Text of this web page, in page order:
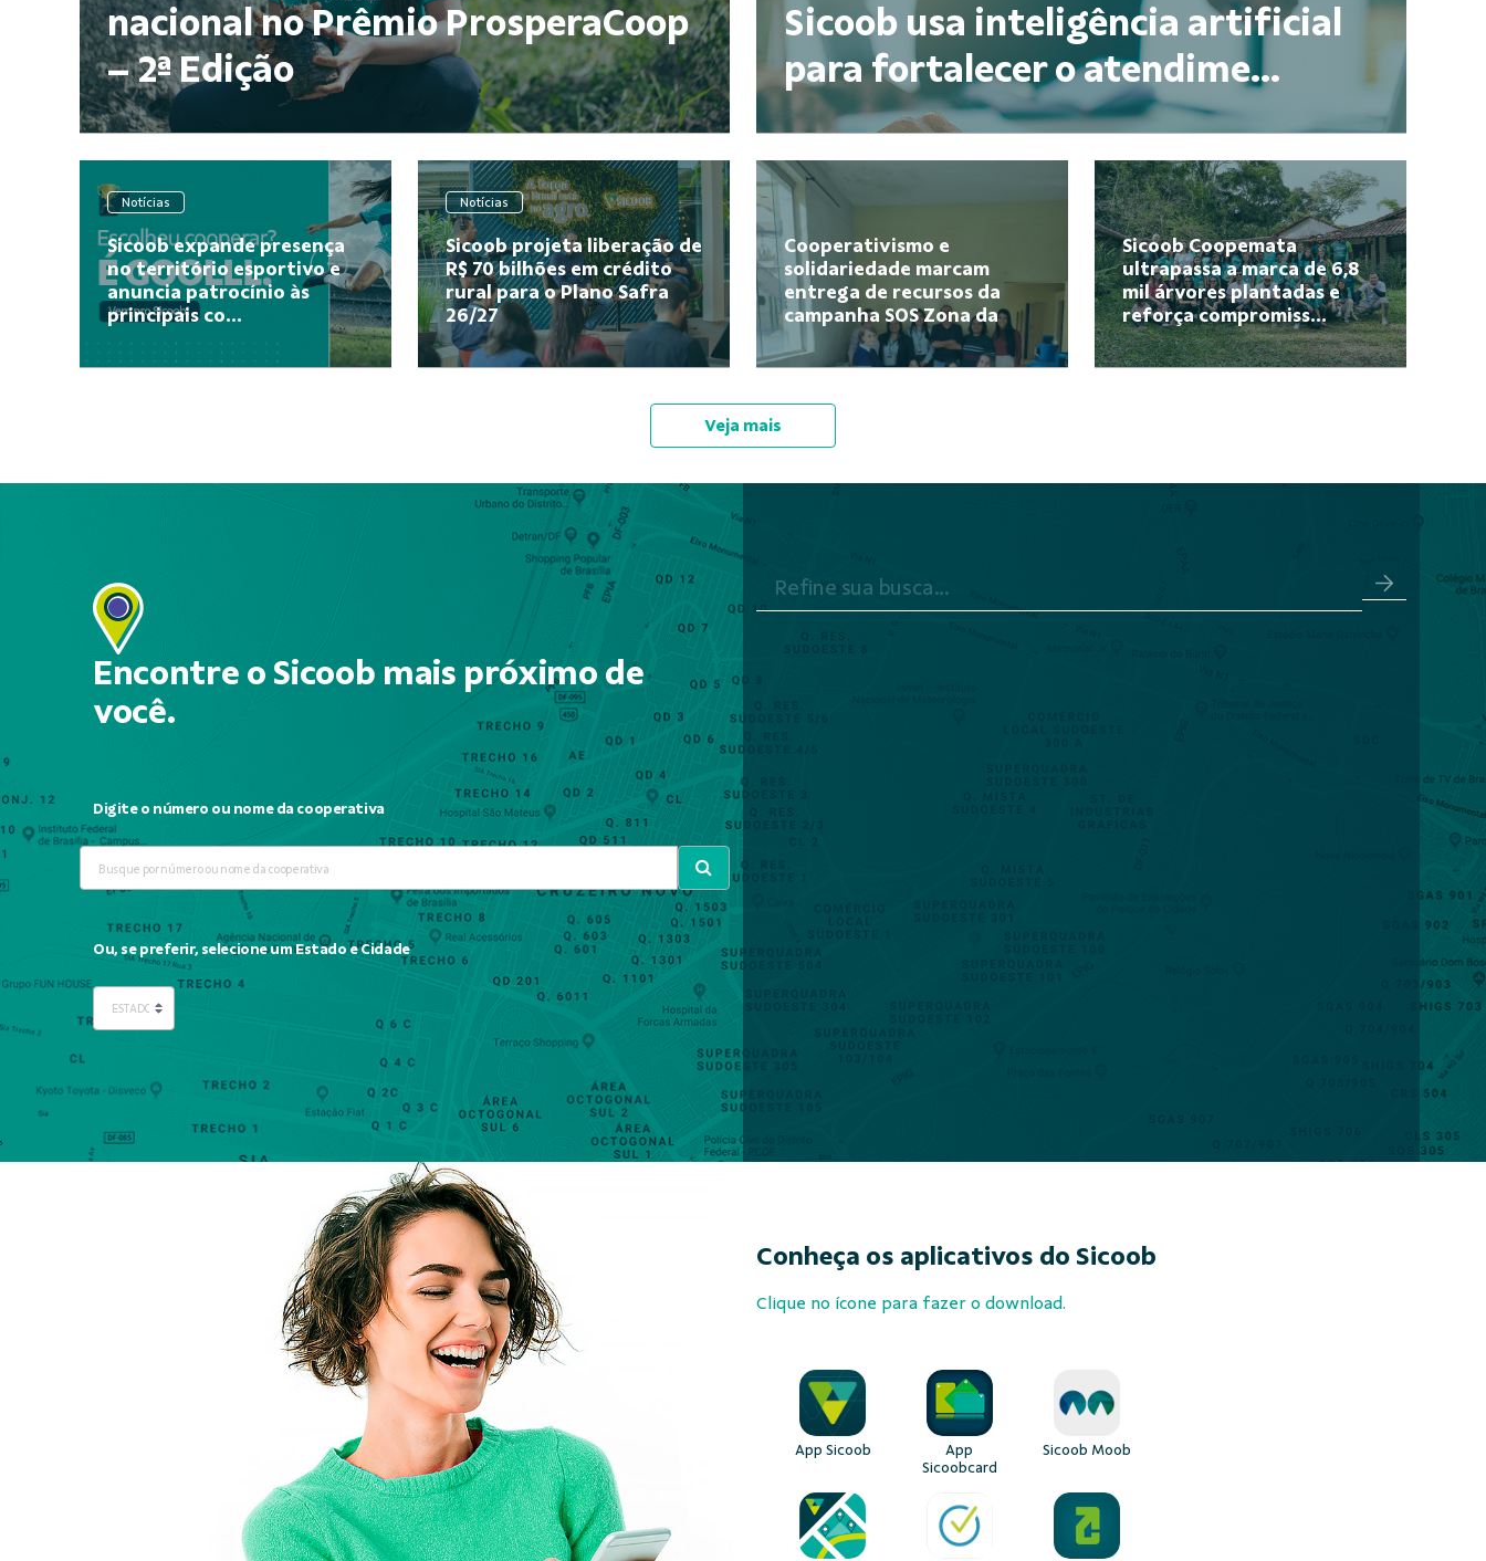
nacional no Prêmio ProsperaCoop
– 2ª Edição
Sicoob usa inteligência artificial
para fortalecer o atendime...
Notícias
Sicoob expande presença
no território esportivo e
anuncia patrocínio às
principais co...
Notícias
Sicoob projeta liberação de
R$ 70 bilhões em crédito
rural para o Plano Safra
26/27
Cooperativismo e
solidariedade marcam
entrega de recursos da
campanha SOS Zona da
Mat...
Sicoob Coopemata
ultrapassa a marca de 6,8
mil árvores plantadas e
reforça compromiss...
Veja mais
Encontre o Sicoob mais próximo de
você.
Digite o número ou nome da cooperativa
Ou, se preferir, selecione um Estado e Cidade
Conheça os aplicativos do Sicoob
Clique no ícone para fazer o download.
App Sicoob
App
Sicoobcard
Sicoob Moob